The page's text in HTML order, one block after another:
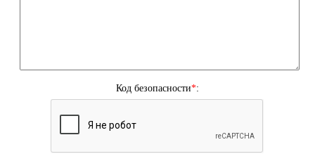
Код безопасности*: